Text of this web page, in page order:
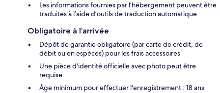
Les informations fournies par l’hébergement peuvent être
traduites à l’aide d’outils de traduction automatique
Obligatoire à l’arrivée
Dépôt de garantie obligatoire (par carte de crédit, de
débit ou en espèces) pour les frais accessoires
Une pièce d'identité officielle avec photo peut être
requise
Âge minimum pour effectuer l'enregistrement : 18 ans